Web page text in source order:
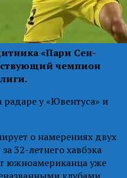
«Пари Сен-
чемпион
у «Ювентуса» и
о намерениях двух
32-летнего хавбэка
южноамериканца уже